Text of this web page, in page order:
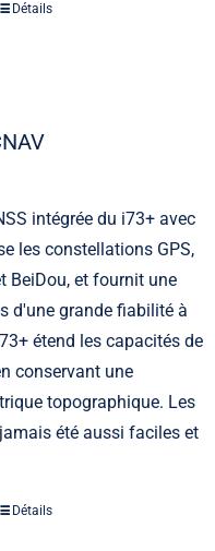
Détails
intégrée du i73+ avec
les constellations GPS,
BeiDou, et fournit une
d'une grande fiabilité à
étend les capacités de
conservant une
topographique. Les
été aussi faciles et
Détails